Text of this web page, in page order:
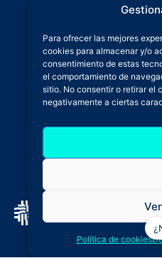
Para ofrecer las mejores
cookies para almacenar y/o
consentimiento de estas
el comportamiento de
sitio. No consentir o retirar el
negativamente a ciertas
Política de cookies
sede provisional de
Teléfono
600
De lunes
Atención
Aviso legalPolítica de